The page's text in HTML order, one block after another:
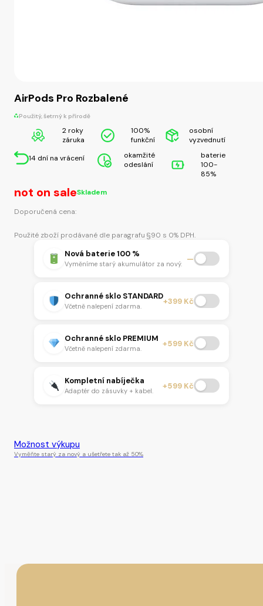
AirPods Pro Rozbalené
Použitý, šetrný k přírodě
2 roky
záruka
100%
funkční
osobní
vyzvednutí
14 dní na vrácení
okamžité
odeslání
baterie
100-
85%
not on saleSkladem
Doporučená cena:
Použité zboží prodávané dle paragrafu §90 s 0% DPH.
Nová baterie 100 %
Vyměníme starý akumulátor za nový. —
Ochranné sklo STANDARD
Včetně nalepení zdarma. +399 Kč
Ochranné sklo PREMIUM
Včetně nalepení zdarma. +599 Kč
Kompletní nabíječka
Adaptér do zásuvky + kabel. +599 Kč
Možnost výkupu
Vyměňte starý za nový a ušetřete tak až 50%